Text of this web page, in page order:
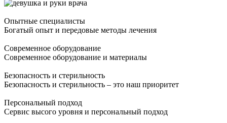
Опытные специалисты
Богатый опыт и передовые методы лечения
Современное оборудование
Современное оборудование и материалы
Безопасность и стерильность
Безопасность и стерильность – это наш приоритет
Персональный подход
Сервис высого уровня и персональный подход